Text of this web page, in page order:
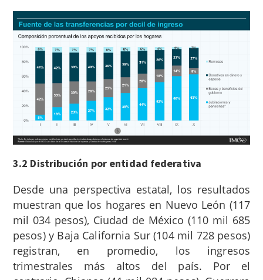
3.2 Distribución por entidad federativa
Desde una perspectiva estatal, los resultados
muestran que los hogares en Nuevo León (117
mil 034 pesos), Ciudad de México (110 mil 685
pesos) y Baja California Sur (104 mil 728 pesos)
registran, en promedio, los ingresos
trimestrales más altos del país. Por el